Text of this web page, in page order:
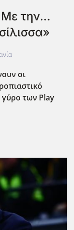
Με την…
οι
των Play